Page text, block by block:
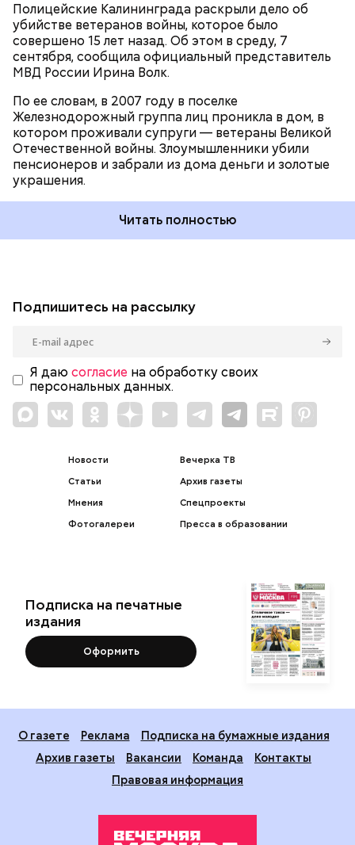
Полицейские Калининграда раскрыли дело об
убийстве ветеранов войны, которое было
совершено 15 лет назад. Об этом в среду, 7
сентября, сообщила официальный представитель
МВД России Ирина Волк.
По ее словам, в 2007 году в поселке
Железнодорожный группа лиц проникла в дом, в
котором проживали супруги — ветераны Великой
Отечественной войны. Злоумышленники убили
пенсионеров и забрали из дома деньги и золотые
украшения.
Читать полностью
Подпишитесь на рассылку
Я даю согласие на обработку своих
персональных данных.
Новости
Статьи
Мнения
Фотогалереи
Вечерка ТВ
Архив газеты
Спецпроекты
Пресса в образовании
Подписка на печатные
издания
Оформить
О газете Реклама
Подписка на бумажные издания
Архив газеты
Вакансии Команда
Контакты
Правовая информация